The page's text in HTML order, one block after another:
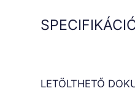
LETÖLTHETŐ